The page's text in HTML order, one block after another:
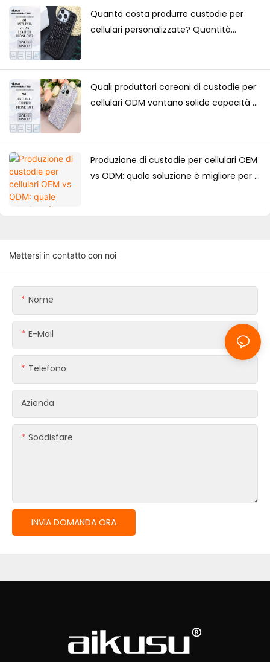
Quanto costa produrre custodie per
cellulari personalizzate? Quantità
Quali produttori coreani di custodie per
cellulari ODM vantano solide capacità di
Produzione di custodie per cellulari OEM
vs ODM: quale soluzione è migliore per i
Mettersi in contatto con noi
Nome
E-Mail
Telefono
Azienda
Soddisfare
INVIA DOMANDA ORA